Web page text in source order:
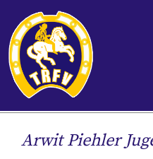
Arwit Piehler